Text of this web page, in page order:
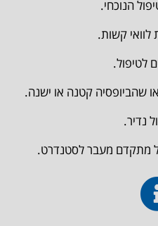
הנוכחי.
קשות.
לטיפול.
שהביופסיה קטנה או ישנה.
נדיר.
מתקדם מעבר לסטנדרט.